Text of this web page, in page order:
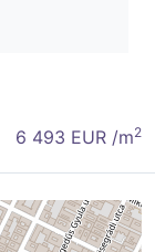
6 493 EUR /m2